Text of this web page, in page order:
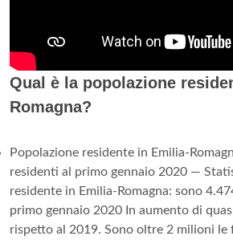
Qual è la popolazione
Romagna?
Popolazione residente in Emilia-
residenti al primo gennaio 2020 —
residente in Emilia-Romagna: sono
primo gennaio 2020 In aumento di
rispetto al 2019. Sono oltre 2 milioni le